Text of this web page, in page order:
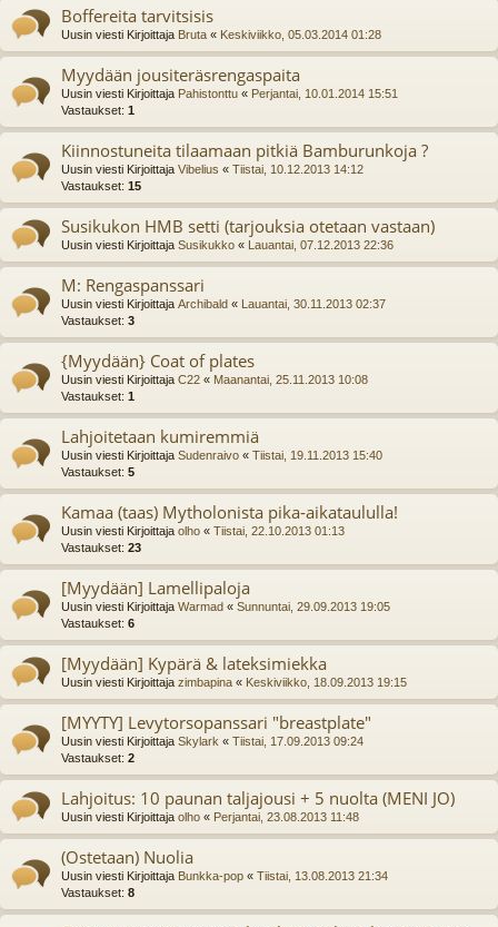
Boffereita tarvitsisis
Uusin viesti Kirjoittaja Bruta « Keskiviikko, 05.03.2014 01:28
Myydään jousiteräsrengaspaita
Uusin viesti Kirjoittaja Pahistonttu « Perjantai, 10.01.2014 15:51
Vastaukset: 1
Kiinnostuneita tilaamaan pitkiä Bamburunkoja ?
Uusin viesti Kirjoittaja Vibelius « Tiistai, 10.12.2013 14:12
Vastaukset: 15
Susikukon HMB setti (tarjouksia otetaan vastaan)
Uusin viesti Kirjoittaja Susikukko « Lauantai, 07.12.2013 22:36
M: Rengaspanssari
Uusin viesti Kirjoittaja Archibald « Lauantai, 30.11.2013 02:37
Vastaukset: 3
{Myydään} Coat of plates
Uusin viesti Kirjoittaja C22 « Maanantai, 25.11.2013 10:08
Vastaukset: 1
Lahjoitetaan kumiremmiä
Uusin viesti Kirjoittaja Sudenraivo « Tiistai, 19.11.2013 15:40
Vastaukset: 5
Kamaa (taas) Mytholonista pika-aikataululla!
Uusin viesti Kirjoittaja olho « Tiistai, 22.10.2013 01:13
Vastaukset: 23
[Myydään] Lamellipaloja
Uusin viesti Kirjoittaja Warmad « Sunnuntai, 29.09.2013 19:05
Vastaukset: 6
[Myydään] Kypärä & lateksimiekka
Uusin viesti Kirjoittaja zimbapina « Keskiviikko, 18.09.2013 19:15
[MYYTY] Levytorsopanssari "breastplate"
Uusin viesti Kirjoittaja Skylark « Tiistai, 17.09.2013 09:24
Vastaukset: 2
Lahjoitus: 10 paunan taljajousi + 5 nuolta (MENI JO)
Uusin viesti Kirjoittaja olho « Perjantai, 23.08.2013 11:48
(Ostetaan) Nuolia
Uusin viesti Kirjoittaja Bunkka-pop « Tiistai, 13.08.2013 21:34
Vastaukset: 8